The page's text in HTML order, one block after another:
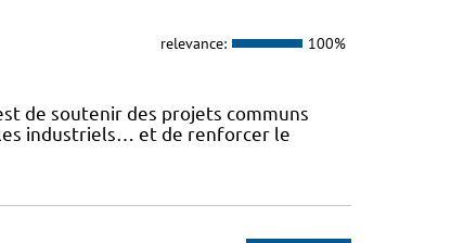
relevance: 100%
de soutenir des projets communs
industriels… et de renforcer le